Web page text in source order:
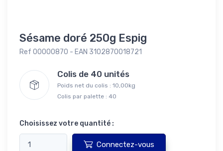
Sésame doré 250g Espig
Ref 00000870 - EAN 3102870018721
Colis de 40 unités
Poids net du colis : 10,00kg
Colis par palette : 40
Choisissez votre quantité :
Connectez-vous